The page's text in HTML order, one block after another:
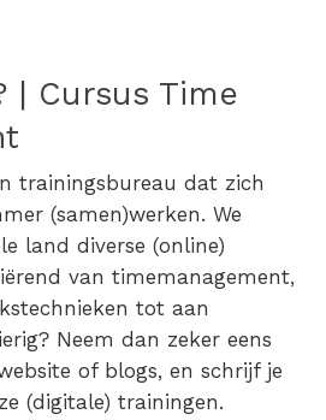
| Cursus Time
trainingsbureau dat zich
(samen)werken. We
land diverse (online)
van timemanagement,
tot aan
Neem dan zeker eens
of blogs, en schrijf je
(digitale) trainingen.